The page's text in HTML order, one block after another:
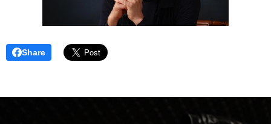
Share